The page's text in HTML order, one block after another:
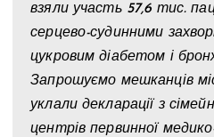
взяли участь 57,6 тис.
серцево-судинними
цукровим діабетом і
Запрошуємо мешканців
уклали декларації з
центрів первинної